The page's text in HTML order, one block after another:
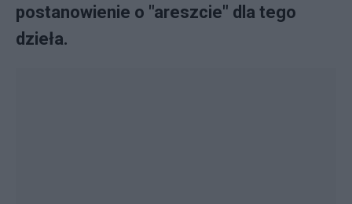
postanowienie o "areszcie" dla tego
dzieła.